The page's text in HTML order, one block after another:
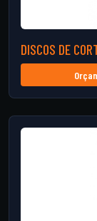
DISCOS DE